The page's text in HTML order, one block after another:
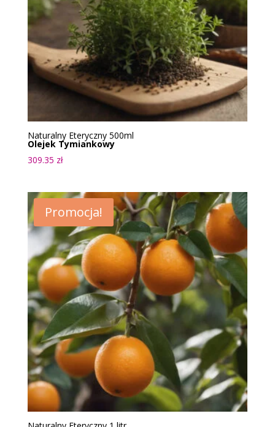
Naturalny Eteryczny 500ml
Olejek Tymiankowy
309.35 zł
Promocja!